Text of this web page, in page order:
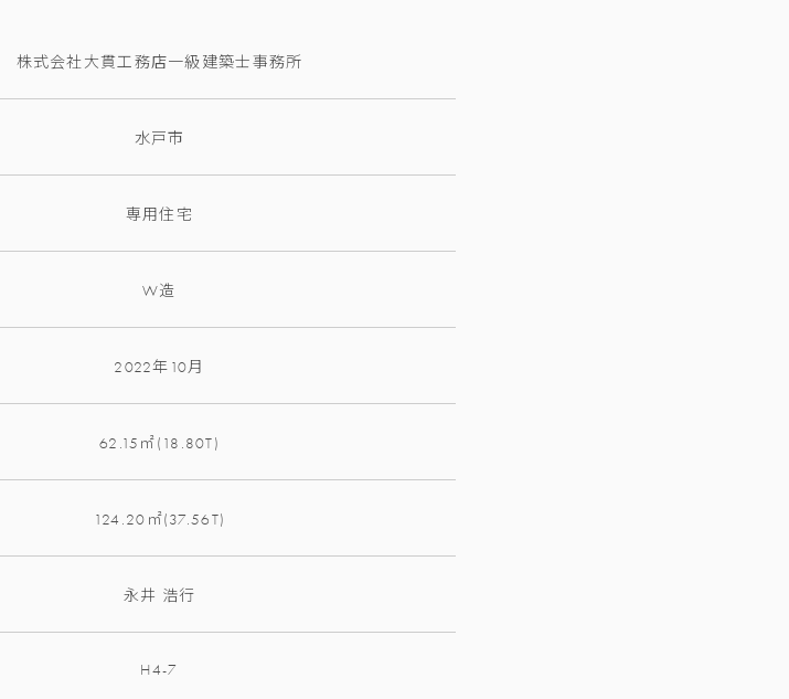
株式会社大貫工務店一級建築士事務所
水戸市
専用住宅
W造
2022年10月
62.15㎡(18.80T)
124.20㎡(37.56T)
永井 浩行
H4-7